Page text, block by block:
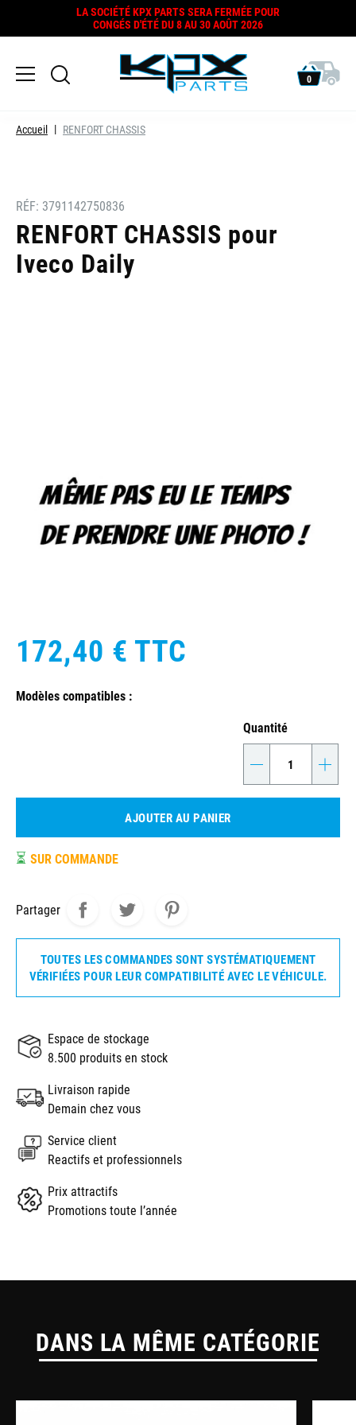
LA SOCIÉTÉ KPX PARTS SERA FERMÉE POUR
CONGÉS D'ÉTÉ DU 8 AU 30 AOÛT 2026
0
Accueil RENFORT CHASSIS
RÉF: 3791142750836
RENFORT CHASSIS pour
Iveco Daily
172,40 € TTC
Modèles compatibles :
Quantité
- +
AJOUTER AU PANIER
⏳ SUR COMMANDE
Partager
TOUTES LES COMMANDES SONT SYSTÉMATIQUEMENT
VÉRIFIÉES POUR LEUR COMPATIBILITÉ AVEC LE VÉHICULE.
Espace de stockage
8.500 produits en stock
Livraison rapide
Demain chez vous
Service client
Reactifs et professionnels
Prix attractifs
Promotions toute l’année
DANS LA MÊME CATÉGORIE